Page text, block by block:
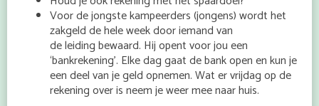
Voor de jongste kampeerders (jongens) wordt het
zakgeld de hele week door iemand van
de leiding bewaard. Hij opent voor jou een
‘bankrekening’. Elke dag gaat de bank open en kun je
een deel van je geld opnemen. Wat er vrijdag op de
rekening over is neem je weer mee naar huis.